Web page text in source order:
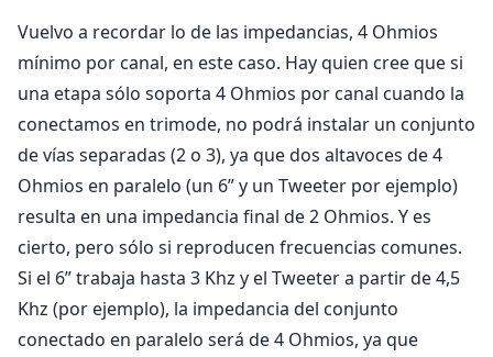
Vuelvo a recordar lo de las impedancias, 4 Ohmios
mínimo por canal, en este caso. Hay quien cree que si
una etapa sólo soporta 4 Ohmios por canal cuando la
conectamos en trimode, no podrá instalar un conjunto
de vías separadas (2 o 3), ya que dos altavoces de 4
Ohmios en paralelo (un 6” y un Tweeter por ejemplo)
resulta en una impedancia final de 2 Ohmios. Y es
cierto, pero sólo si reproducen frecuencias comunes.
Si el 6” trabaja hasta 3 Khz y el Tweeter a partir de 4,5
Khz (por ejemplo), la impedancia del conjunto
conectado en paralelo será de 4 Ohmios, ya que